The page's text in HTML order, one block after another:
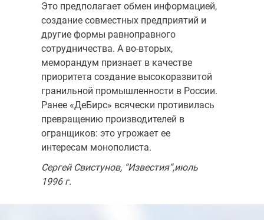
Это предполагает обмен информацией,
создание совместных предприятий и
другие формы равноправного
сотрудничества. А во-вторых,
меморандум признает в качестве
приоритета создание высокоразвитой
гранильной промышленности в России.
Ранее «ДеБирс» всячески противилась
превращению производителей в
огранщиков: это угрожает ее
интересам монополиста.
Сергей Свистунов, “Известия”,июль
1996 г.